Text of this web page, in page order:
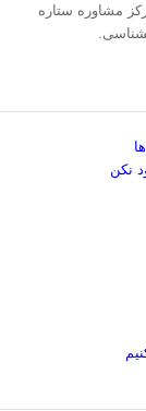
مشاوره ستاره
نکن